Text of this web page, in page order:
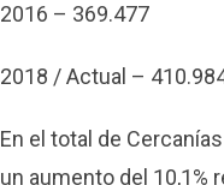
2016 – 369.477
2018 / Actual –
En el total de
un aumento del 10,1%